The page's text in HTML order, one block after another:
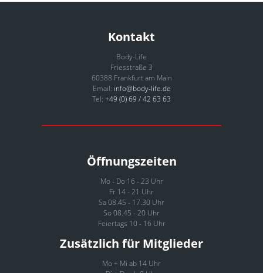
Kontakt
Body-Life
Friesstraße 3
60388 Frankfurt am Main
Email: info@body-life.de
Tel: +49 (0) 69 / 42 63 63
Öffnungszeiten
Mo - Do 16 - 23 Uhr
Fr 14 - 21 Uhr
Sa 08.45 - 17.30 Uhr
So 08.45 - 20 Uhr
Feiertags 10 - 16 Uhr
Zusätzlich für Mitglieder
Mo + Mi ab 14 Uhr